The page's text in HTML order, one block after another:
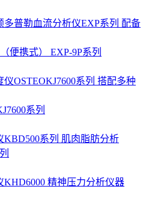
便携式） EXP-9P系列
系列